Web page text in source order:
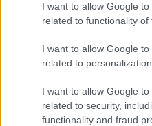
I want to allow Google
related to functionality of
I want to allow Google
related to personalization.
I want to allow Google
related to security,
functionality and fraud
Tennis: Arthur Fils,
treccine nel circuito ATP
Francesca Lombardi · 8 Ago 2026